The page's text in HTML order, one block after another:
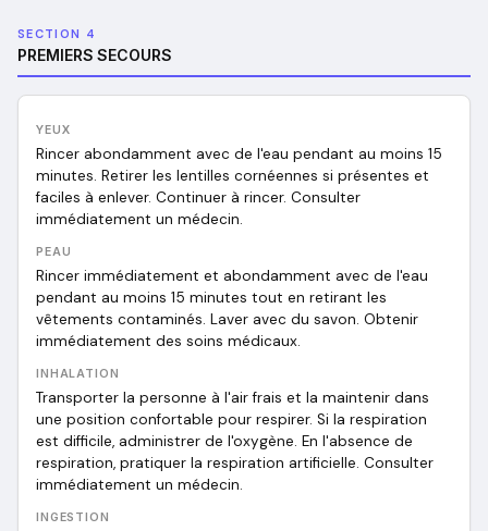
SECTION 4
PREMIERS SECOURS
YEUX
Rincer abondamment avec de l'eau pendant au moins 15
minutes. Retirer les lentilles cornéennes si présentes et
faciles à enlever. Continuer à rincer. Consulter
immédiatement un médecin.
PEAU
Rincer immédiatement et abondamment avec de l'eau
pendant au moins 15 minutes tout en retirant les
vêtements contaminés. Laver avec du savon. Obtenir
immédiatement des soins médicaux.
INHALATION
Transporter la personne à l'air frais et la maintenir dans
une position confortable pour respirer. Si la respiration
est difficile, administrer de l'oxygène. En l'absence de
respiration, pratiquer la respiration artificielle. Consulter
immédiatement un médecin.
INGESTION